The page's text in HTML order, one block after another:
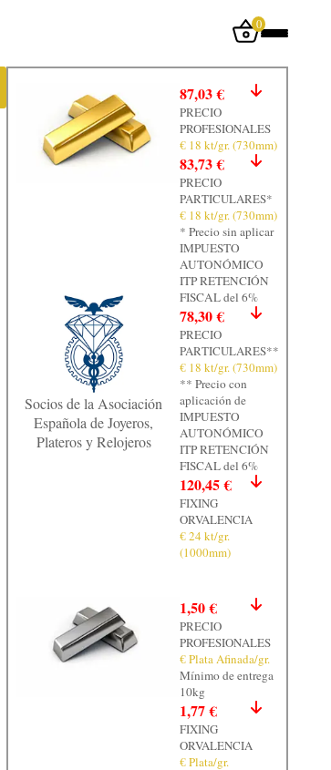
0
Iniciar sesión
Inicio
Tienda
Taller
Tasación
Laboratorio
Joyas
Noticias
Normativa
Contacto
Graficos
Socios de la Asociación
Española de Joyeros,
Plateros y Relojeros
87,03 €
PRECIO
PROFESIONALES
€ 18 kt/gr. (730mm)
83,73 €
PRECIO
PARTICULARES*
€ 18 kt/gr. (730mm)
* Precio sin aplicar
IMPUESTO
AUTONÓMICO
ITP RETENCIÓN
FISCAL del 6%
78,30 €
PRECIO
PARTICULARES**
€ 18 kt/gr. (730mm)
** Precio con
aplicación de
IMPUESTO
AUTONÓMICO
ITP RETENCIÓN
FISCAL del 6%
120,45 €
FIXING
ORVALENCIA
€ 24 kt/gr.
(1000mm)
1,50 €
PRECIO
PROFESIONALES
€ Plata Afinada/gr.
Mínimo de entrega
10kg
1,77 €
FIXING
ORVALENCIA
€ Plata/gr.